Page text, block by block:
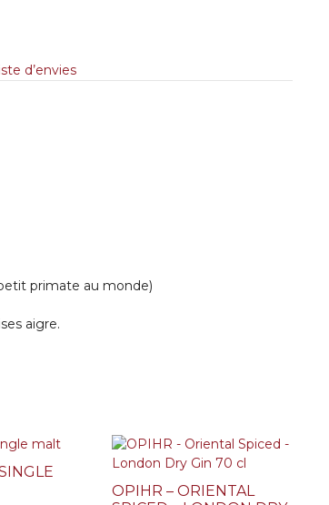
d’envies
primate au monde)
aigre.
OPIHR – ORIENTAL